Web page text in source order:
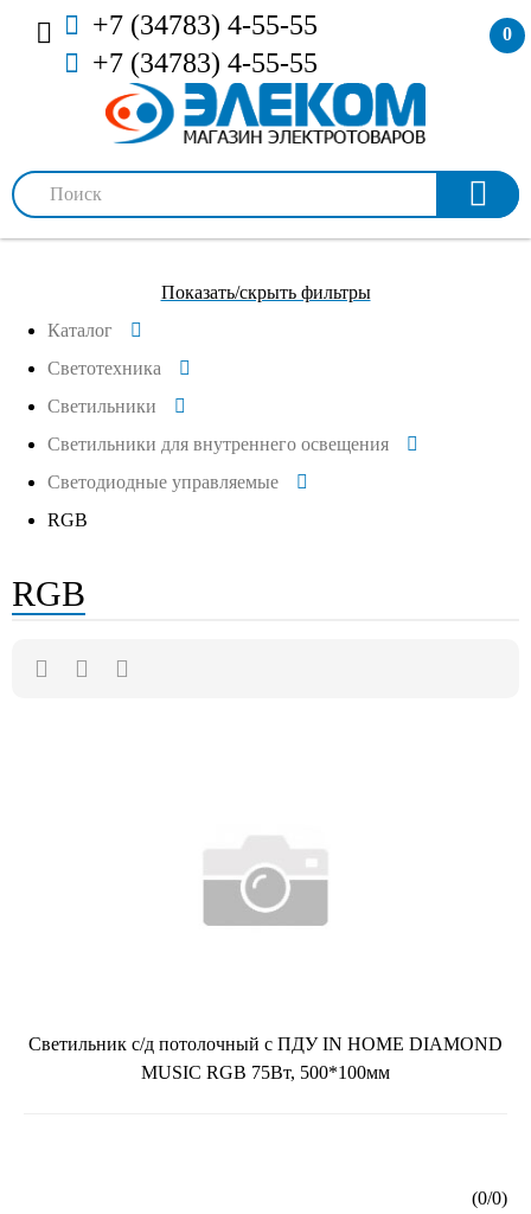
+7 (34783) 4-55-55
+7 (34783) 4-55-55
0
Показать/скрыть фильтры
Каталог
Светотехника
Светильники
Светильники для внутреннего освещения
Светодиодные управляемые
RGB
RGB
Светильник с/д потолочный с ПДУ IN HOME DIAMOND
MUSIC RGB 75Вт, 500*100мм
(0/0)